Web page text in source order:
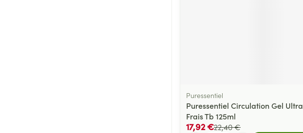
Puressentiel
Puressentiel Circulation Gel Ultra
Frais Tb 125ml
22,40 €
17,92 €